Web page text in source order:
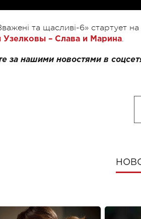
та щасливі-6» стартует
Узелковы – Слава и Марина.
за нашими новостями в